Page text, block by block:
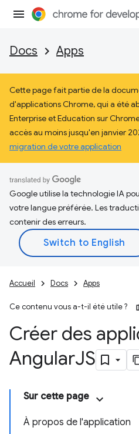
Docs Apps
Cette page fait partie de la
d'applications Chrome, qui a été
Enterprise et Education sur
accès au moins jusqu'en janvier
migration de votre application
Google utilise la technologie IA
votre langue préférée. Les
contenir des erreurs.
Accueil Docs Apps
Ce contenu vous a-t-il été utile ?
Créer des
AngularJS
Sur cette page
À propos de l'application